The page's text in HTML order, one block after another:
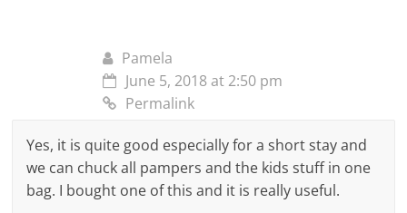
Pamela
June 5, 2018 at 2:50 pm
Permalink
Yes, it is quite good especially for a short stay and
we can chuck all pampers and the kids stuff in one
bag. I bought one of this and it is really useful.